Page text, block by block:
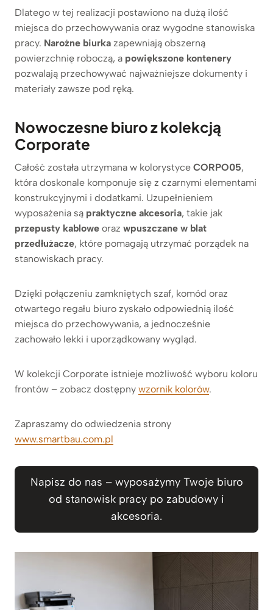
Dlatego w tej realizacji postawiono na dużą ilość
miejsca do przechowywania oraz wygodne stanowiska
pracy. Narożne biurka zapewniają obszerną
powierzchnię roboczą, a powiększone kontenery
pozwalają przechowywać najważniejsze dokumenty i
materiały zawsze pod ręką.
Nowoczesne biuro z kolekcją
Corporate
Całość została utrzymana w kolorystyce CORPO05,
która doskonale komponuje się z czarnymi elementami
konstrukcyjnymi i dodatkami. Uzupełnieniem
wyposażenia są praktyczne akcesoria, takie jak
przepusty kablowe oraz wpuszczane w blat
przedłużacze, które pomagają utrzymać porządek na
stanowiskach pracy.
Dzięki połączeniu zamkniętych szaf, komód oraz
otwartego regału biuro zyskało odpowiednią ilość
miejsca do przechowywania, a jednocześnie
zachowało lekki i uporządkowany wygląd.
W kolekcji Corporate istnieje możliwość wyboru koloru
frontów – zobacz dostępny wzornik kolorów.
Zapraszamy do odwiedzenia strony
www.smartbau.com.pl
Napisz do nas – wyposażymy Twoje biuro
od stanowisk pracy po zabudowy i
akcesoria.